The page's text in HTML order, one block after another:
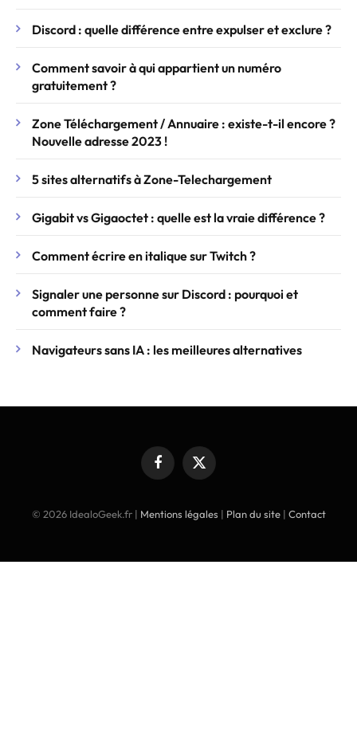
Discord : quelle différence entre expulser et exclure ?
Comment savoir à qui appartient un numéro
gratuitement ?
Zone Téléchargement / Annuaire : existe-t-il encore ?
Nouvelle adresse 2023 !
5 sites alternatifs à Zone-Telechargement
Gigabit vs Gigaoctet : quelle est la vraie différence ?
Comment écrire en italique sur Twitch ?
Signaler une personne sur Discord : pourquoi et
comment faire ?
Navigateurs sans IA : les meilleures alternatives
FacebookX
(Twitter)
© 2026 IdealoGeek.fr | Mentions légales | Plan du site| Contact